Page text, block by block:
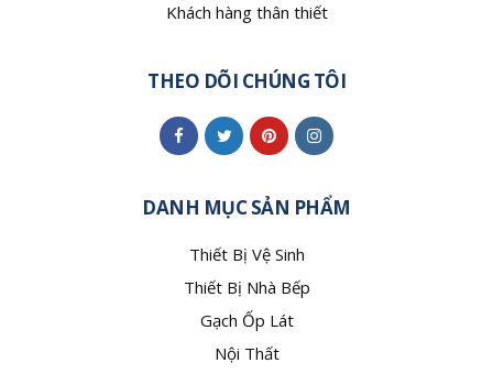
Khách hàng thân thiết
THEO DÕI CHÚNG TÔI
DANH MỤC SẢN PHẨM
Thiết Bị Vệ Sinh
Thiết Bị Nhà Bếp
Gạch Ốp Lát
Nội Thất